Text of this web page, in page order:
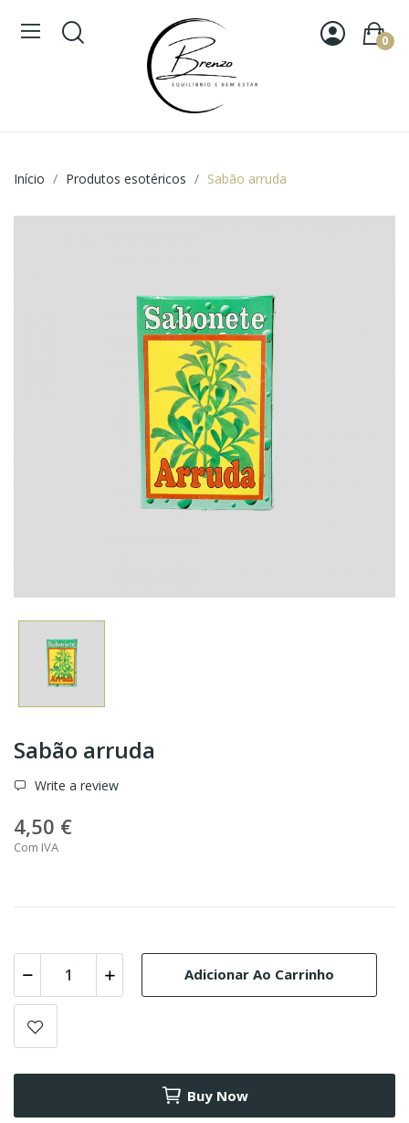
0
Início Produtos esotéricos Sabão arruda
Sabão arruda
Write a review
4,50 €
Com IVA
Adicionar Ao Carrinho
Buy Now